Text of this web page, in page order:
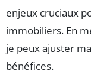
enjeux cruciaux
immobiliers. En
je peux ajuster
bénéfices.